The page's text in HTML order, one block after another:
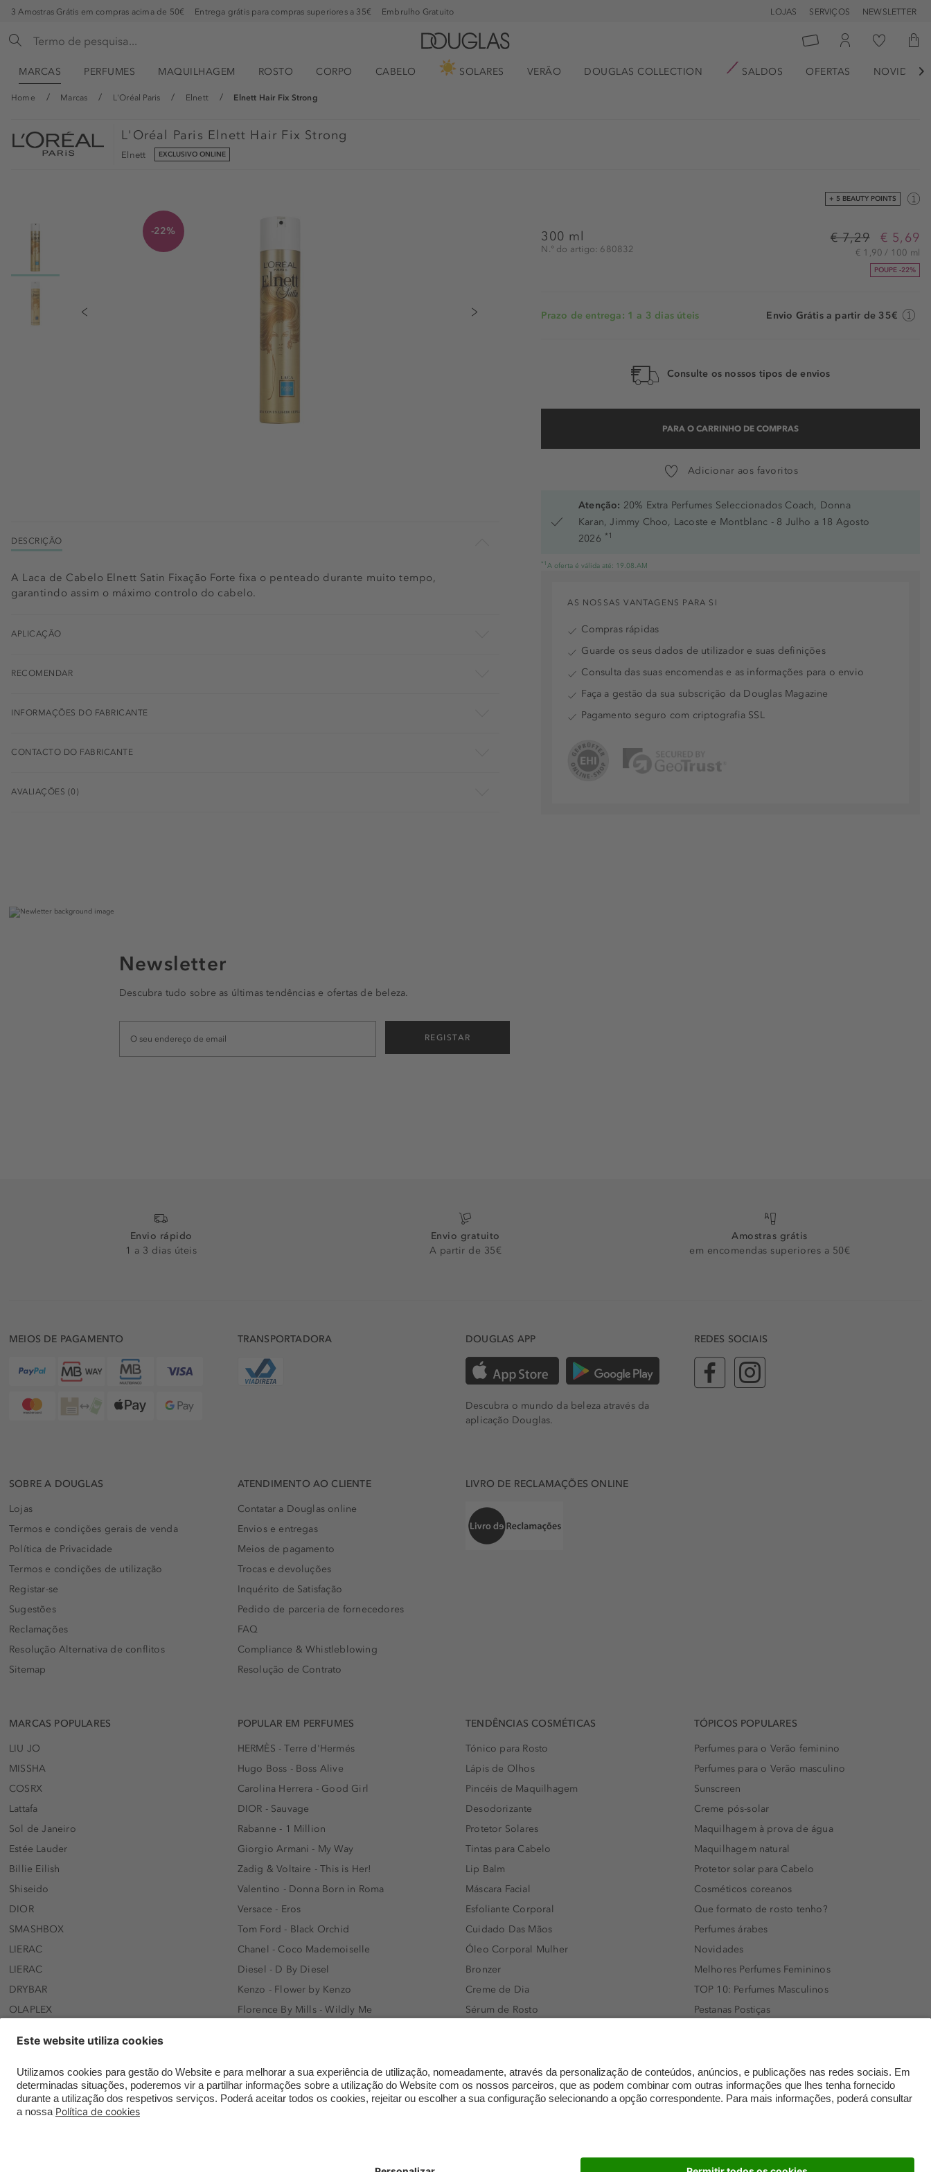
3 Amostras Grátis em compras acima de 50€ Entrega grátis para compras superiores a 35€ Embrulho Gratuito LOJAS SERVIÇOS NEWSLETTER
MARCAS PERFUMES MAQUILHAGEM ROSTO CORPO CABELO SOLARES VERÃO DOUGLAS COLLECTION SALDOS OFERTAS 
Home Marcas L'Oréal Paris Elnett Elnett Hair Fix Strong
L'Oréal Paris Elnett Hair Fix Strong
Elnett EXCLUSIVO ONLINE
+ 5 BEAUTY POINTS
-22% 300 ml
N.° do artigo: 680832
€ 7,29 € 5,69
€ 1,90 / 100 ml
POUPE -22%
Prazo de entrega: 1 a 3 dias úteis Envio Grátis a partir de 35€
Consulte os nossos tipos de envios
PARA O CARRINHO DE COMPRAS
Adicionar aos favoritos
Atenção: 20% Extra Perfumes Seleccionados Coach, Donna
Karan, Jimmy Choo, Lacoste e Montblanc - 8 Julho a 18 Agosto
2026 *1
*1 A oferta é válida até: 19.08.AM
DESCRIÇÃO
A Laca de Cabelo Elnett Satin Fixação Forte fixa o penteado durante muito tempo,
garantindo assim o máximo controlo do cabelo.
APLICAÇÃO
RECOMENDAR
INFORMAÇÕES DO FABRICANTE
CONTACTO DO FABRICANTE
AVALIAÇÕES (0)
AS NOSSAS VANTAGENS PARA SI
Compras rápidas
Guarde os seus dados de utilizador e suas definições
Consulta das suas encomendas e as informações para o envio
Faça a gestão da sua subscrição da Douglas Magazine
Pagamento seguro com criptografia SSL
Newsletter
Descubra tudo sobre as últimas tendências e ofertas de beleza.
REGISTAR
Envio rápido
1 a 3 dias úteis
Envio gratuito
A partir de 35€
Amostras grátis
em encomendas superiores a 50€
MEIOS DE PAGAMENTO TRANSPORTADORA DOUGLAS APP
Descubra o mundo da beleza através da
aplicação Douglas.
REDES SOCIAIS
SOBRE A DOUGLAS
Lojas
Termos e condições gerais de venda
Política de Privacidade
Termos e condições de utilização
Registar-se
Sugestões
Reclamações
Resolução Alternativa de conflitos
Sitemap
ATENDIMENTO AO CLIENTE
Contatar a Douglas online
Envios e entregas
Meios de pagamento
Trocas e devoluções
Inquérito de Satisfação
Pedido de parceria de fornecedores
FAQ
Compliance & Whistleblowing
Resolução de Contrato
LIVRO DE RECLAMAÇÕES ONLINE
MARCAS POPULARES
LIU JO
MISSHA
COSRX
Lattafa
Sol de Janeiro
Estée Lauder
Billie Eilish
Shiseido
DIOR
SMASHBOX
LIERAC
LIERAC
DRYBAR
OLAPLEX
ARMAF
Beauty of Joseon
NANOLASH
POPULAR EM PERFUMES
HERMÈS - Terre d'Hermés
Hugo Boss - Boss Alive
Carolina Herrera - Good Girl
DIOR - Sauvage
Rabanne - 1 Million
Giorgio Armani - My Way
Zadig & Voltaire - This is Her!
Valentino - Donna Born in Roma
Versace - Eros
Tom Ford - Black Orchid
Chanel - Coco Mademoiselle
Diesel - D By Diesel
Kenzo - Flower by Kenzo
Florence By Mills - Wildly Me
Davidoff - Cool Water Men
KHLOÉ KARDASHIAN - Xo Khloè
TENDÊNCIAS COSMÉTICAS
Tónico para Rosto
Lápis de Olhos
Pincéis de Maquilhagem
Desodorizante
Protetor Solares
Tintas para Cabelo
Lip Balm
Máscara Facial
Esfoliante Corporal
Cuidado Das Mãos
Óleo Corporal Mulher
Bronzer
Creme de Dia
Sérum de Rosto
Espuma de Limpeza Facial
Dermocosmética
TÓPICOS POPULARES
Perfumes para o Verão feminino
Perfumes para o Verão masculino
Sunscreen
Creme pós-solar
Maquilhagem à prova de água
Maquilhagem natural
Protetor solar para Cabelo
Cosméticos coreanos
Que formato de rosto tenho?
Perfumes árabes
Novidades
Melhores Perfumes Femininos
TOP 10: Perfumes Masculinos
Pestanas Postiças
Rímel colorido
Embalagens Sustentáveis